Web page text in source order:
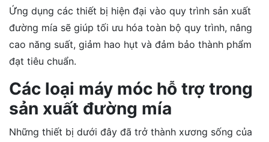
Ứng dụng các thiết bị hiện đại vào quy trình sản xuất
đường mía sẽ giúp tối ưu hóa toàn bộ quy trình, nâng
cao năng suất, giảm hao hụt và đảm bảo thành phẩm
đạt tiêu chuẩn.
Các loại máy móc hỗ trợ trong
sản xuất đường mía
Những thiết bị dưới đây đã trở thành xương sống của